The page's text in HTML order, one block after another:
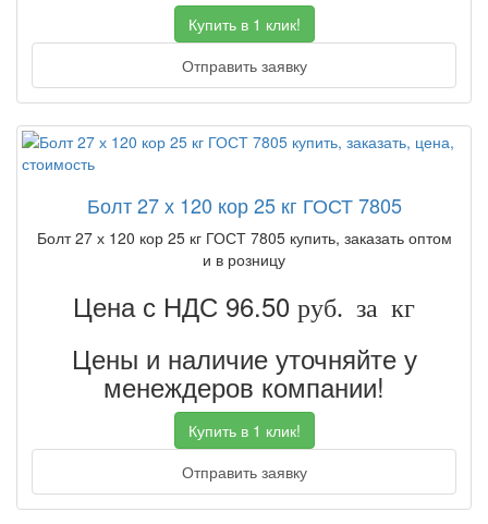
Купить в 1 клик!
Отправить заявку
Болт 27 х 120 кор 25 кг ГОСТ 7805
Болт 27 х 120 кор 25 кг ГОСТ 7805 купить, заказать оптом
и в розницу
Цена с НДС 96.50 руб. за кг
Цены и наличие уточняйте у
менеждеров компании!
Купить в 1 клик!
Отправить заявку